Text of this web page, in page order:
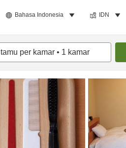
Bahasa Indonesia IDN
tamu per kamar • 1 kamar